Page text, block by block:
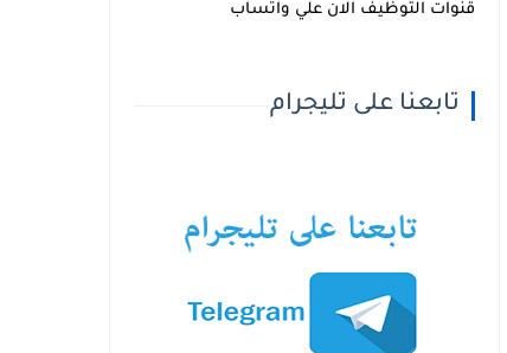
قنوات التوظيف الان علي واتساب
تابعنا على تليجرام